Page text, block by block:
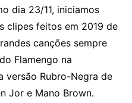
dia 23/11, iniciamos
clipes feitos em 2019 de
canções sempre
Flamengo na
versão Rubro-Negra de
Jor e Mano Brown.